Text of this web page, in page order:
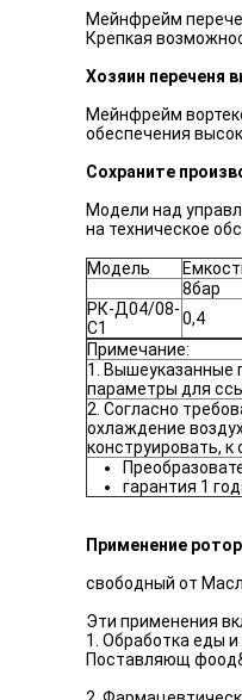
Мейнфрейм
Крепкая
Хозяин переченя
Мейнфрейм
обеспечения
Сохраните
Модели над
на техническое
Модель
8бар
РК-Д04/08-
С1
0,4
Примечание:
1. Вышеуказанные
параметры для
2. Согласно
охлаждение
конструировать,
гарантия 1
Применение
свободный от Масл
Эти применения
1. Обработка еды и
Поставляющ